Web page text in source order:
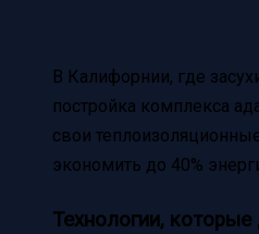
В Калифорнии, где
постройка комплекса
свои
экономить до 40%
Технологии,